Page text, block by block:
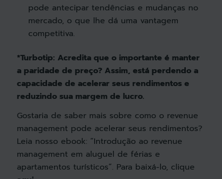
pode antecipar tendências e mudanças no
mercado, o que lhe dá uma vantagem
competitiva.
*Turbotip: Acredita que o importante é manter
a paridade de preço? Assim, está perdendo a
capacidade de acelerar seus rendimentos e
reduzindo sua margem de lucro.
Gostaria de saber mais sobre como o revenue
management pode acelerar seus rendimentos?
Leia nosso ebook: “Introdução ao revenue
management em aluguel de férias e
apartamentos turísticos”. Para baixá-lo, clique